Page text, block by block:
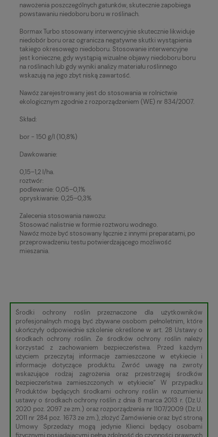
nawożenia poszczególnych gatunków, skutecznie zapobiega
powstawaniu niedoboru boru w roślinach.
Bormax Turbo stosowany interwencyjnie skutecznie likwiduje
niedobór boru oraz ogranicza negatywne skutki wystąpienia
takiego okresowego niedoboru. Stosowanie interwencyjne
jest konieczne, gdy wystąpią wizualne objawy niedoboru boru
na roślinach lub gdy wyniki analizy materiału roślinnego
wskazują na jego zbyt niską zawartość.
Nawóz zarejestrowany jest do stosowania w rolnictwie
ekologicznym zgodnie z rozporządzeniem (WE) nr 834/2007.
Skład:
bor - 150 g/l (10,8%)
Dawkowanie:
0,15–1,2 l/ha.
roztwór:
podlewanie: 0,05–0,1%
opryskiwanie: 0,25–0,3%
Zalecenia stosowania nawozu:
Stosować nalistnie w formie roztworu wodnego.
Nawóz może być stosowany łącznie z innymi preparatami, po
przeprowadzeniu testu potwierdzającego możliwość
mieszania.
Środki ochrony roślin przeznaczone dla użytkowników
profesjonalnych mogą być zbywane osobom pełnoletnim, które
ukończyły odpowiednie szkolenie określone w art. 28 Ustawy o
środkach ochrony roślin. Ze środków ochrony roślin należy
korzystać z zachowaniem bezpieczeństwa. Przed każdym
użyciem przeczytaj informacje zamieszczone w etykiecie i
informacje dotyczące produktu. Zwróć uwagę na zwroty
wskazujące rodzaj zagrożenia oraz przestrzegaj środków
bezpieczeństwa zamieszczonych w etykiecie” W przypadku
Produktów będących środkami ochrony roślin w rozumieniu
ustawy o środkach ochrony roślin z dnia 8 marca 2013 r. (Dz.U.
2020 poz. 2097 ze zm.) oraz rozporządzenia nr 1107/2009 (Dz.U.
2011 nr 284 poz. 1673 ze zm.), złożyć Zamówienie oraz być stroną
Umowy Sprzedaży mogą jedynie Klienci będący osobami
fizycznymi posiadającymi pełną zdolność do czynności prawnych